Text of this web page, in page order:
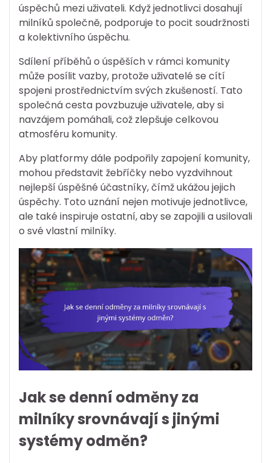
úspěchů mezi uživateli. Když jednotlivci dosahují
milníků společně, podporuje to pocit soudržnosti
a kolektivního úspěchu.
Sdílení příběhů o úspěších v rámci komunity
může posílit vazby, protože uživatelé se cítí
spojeni prostřednictvím svých zkušeností. Tato
společná cesta povzbuzuje uživatele, aby si
navzájem pomáhali, což zlepšuje celkovou
atmosféru komunity.
Aby platformy dále podpořily zapojení komunity,
mohou představit žebříčky nebo vyzdvihnout
nejlepší úspěšné účastníky, čímž ukážou jejich
úspěchy. Toto uznání nejen motivuje jednotlivce,
ale také inspiruje ostatní, aby se zapojili a usilovali
o své vlastní milníky.
Jak se denní odměny za
milníky srovnávají s jinými
systémy odměn?